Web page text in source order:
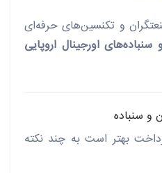
و تکنسین‌های حرفه‌ای
اورجینال اروپایی
و سنباده
بهتر است به چند نکته